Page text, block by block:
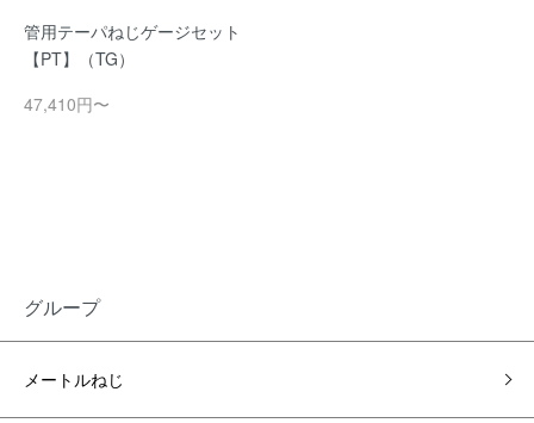
管用テーパねじゲージセット
【PT】（TG）
47,410円〜
グループ
メートルねじ